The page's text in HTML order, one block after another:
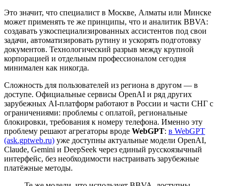
Это значит, что специалист в Москве, Алматы или Минске
может применять те же принципы, что и аналитик BBVA:
создавать узкоспециализированных ассистентов под свои
задачи, автоматизировать рутину и ускорять подготовку
документов. Технологический разрыв между крупной
корпорацией и отдельным профессионалом сегодня
минимален как никогда.
Сложность для пользователей из региона в другом — в
доступе. Официальные сервисы OpenAI и ряд других
зарубежных AI-платформ работают в России и части СНГ с
ограничениями: проблемы с оплатой, региональные
блокировки, требования к номеру телефона. Именно эту
проблему решают агрегаторы вроде WebGPT: в WebGPT
(ask.gptweb.ru) уже доступны актуальные модели OpenAI,
Claude, Gemini и DeepSeek через единый русскоязычный
интерфейс, без необходимости настраивать зарубежные
платёжные методы.